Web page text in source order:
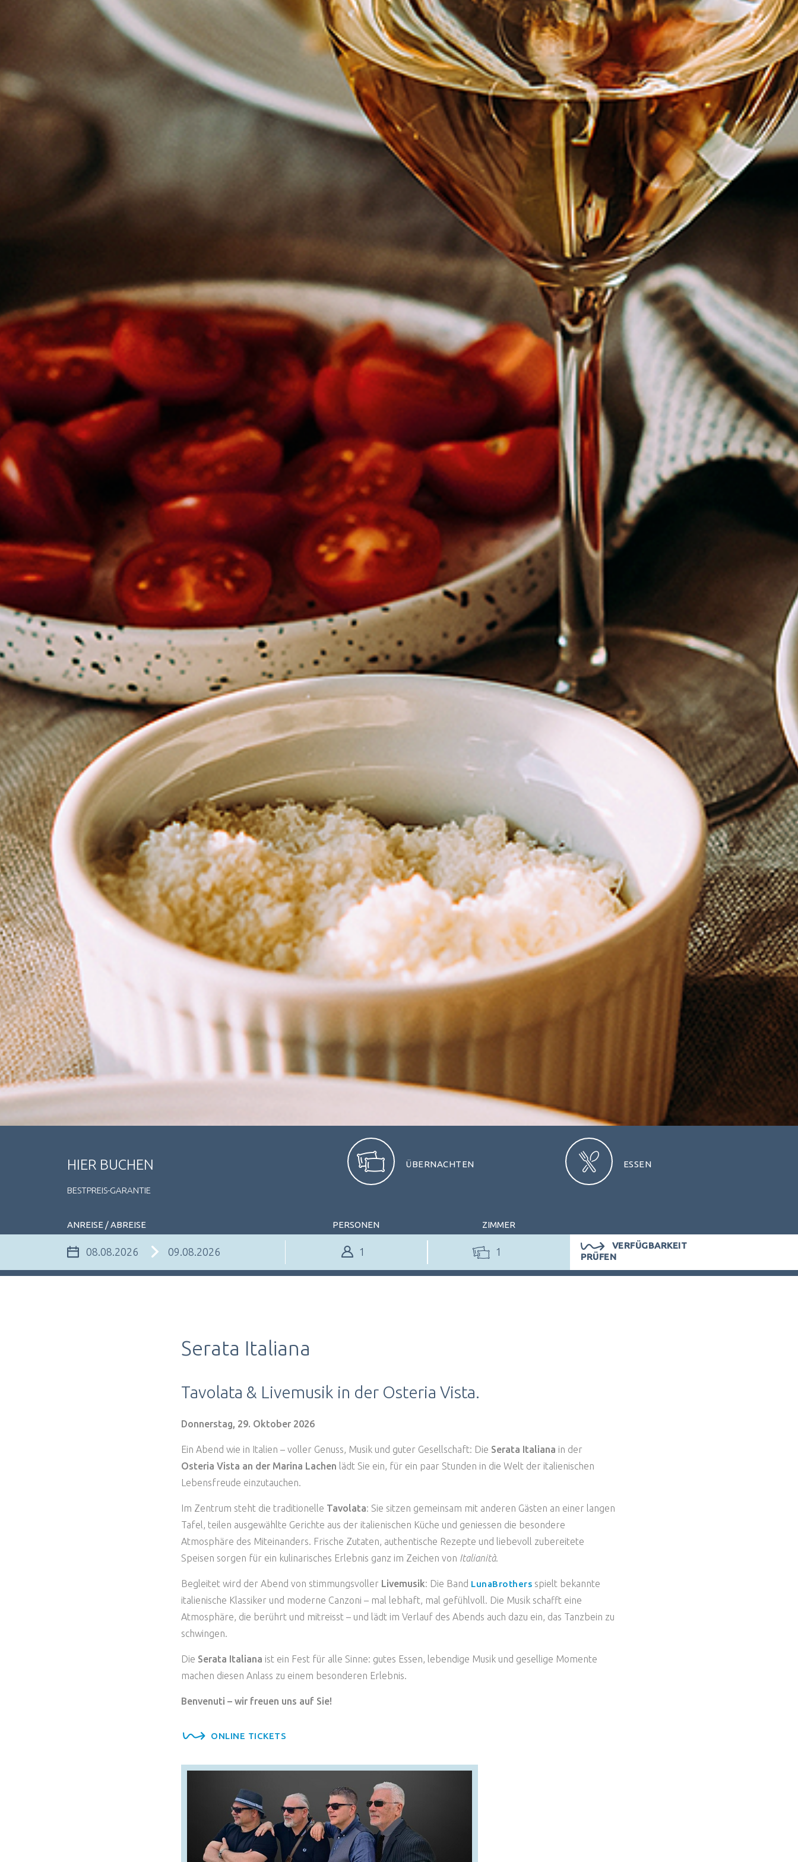
HIER BUCHEN
BESTPREIS-GARANTIE
ÜBERNACHTEN ESSEN
ANREISE / ABREISE PERSONEN
1
ZIMMER
VERFÜGBARKEIT
PRÜFEN
Serata Italiana
Tavolata & Livemusik in der Osteria Vista.
Donnerstag, 29. Oktober 2026
Ein Abend wie in Italien – voller Genuss, Musik und guter Gesellschaft: Die Serata Italiana in der
Osteria Vista an der Marina Lachen lädt Sie ein, für ein paar Stunden in die Welt der italienischen
Lebensfreude einzutauchen.
Im Zentrum steht die traditionelle Tavolata: Sie sitzen gemeinsam mit anderen Gästen an einer langen
Tafel, teilen ausgewählte Gerichte aus der italienischen Küche und geniessen die besondere
Atmosphäre des Miteinanders. Frische Zutaten, authentische Rezepte und liebevoll zubereitete
Speisen sorgen für ein kulinarisches Erlebnis ganz im Zeichen von Italianità.
Begleitet wird der Abend von stimmungsvoller Livemusik: Die Band LunaBrothers spielt bekannte
italienische Klassiker und moderne Canzoni – mal lebhaft, mal gefühlvoll. Die Musik schafft eine
Atmosphäre, die berührt und mitreisst – und lädt im Verlauf des Abends auch dazu ein, das Tanzbein zu
schwingen.
Die Serata Italiana ist ein Fest für alle Sinne: gutes Essen, lebendige Musik und gesellige Momente
machen diesen Anlass zu einem besonderen Erlebnis.
Benvenuti – wir freuen uns auf Sie!
ONLINE TICKETS